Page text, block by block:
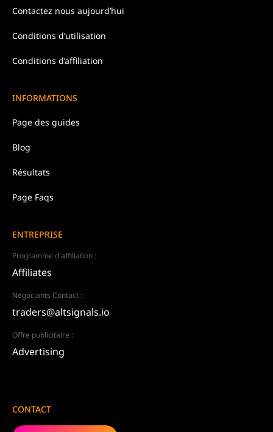
Contactez nous aujourd’hui
Conditions d’utilisation
Conditions d’affiliation
INFORMATIONS
Page des guides
Blog
Résultats
Page Faqs
ENTREPRISE
Programme d'affiliation :
Affiliates
Négociants Contact :
traders@altsignals.io
Offre publicitaire :
Advertising
CONTACT